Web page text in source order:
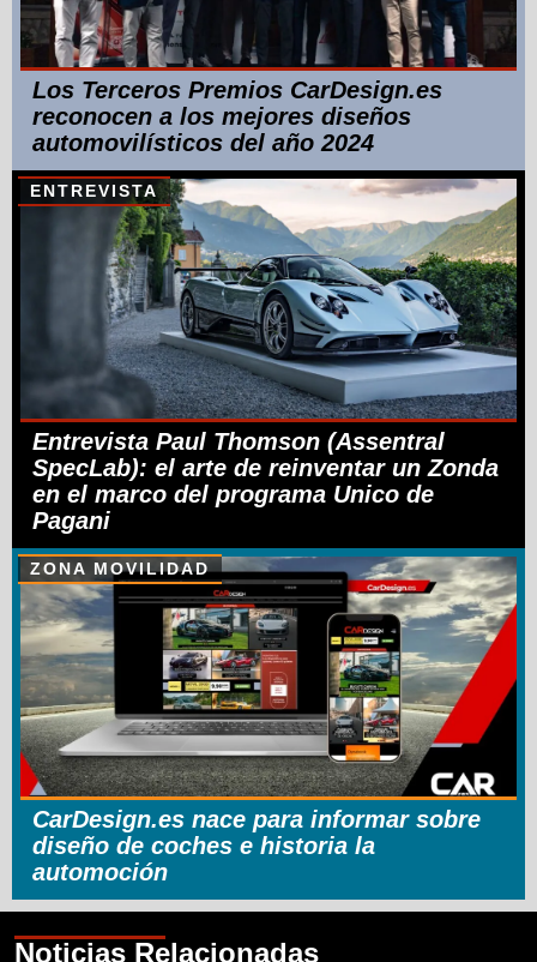
Los Terceros Premios CarDesign.es
reconocen a los mejores diseños
automovilísticos del año 2024
ENTREVISTA
Entrevista Paul Thomson (Assentral
SpecLab): el arte de reinventar un Zonda
en el marco del programa Unico de
Pagani
ZONA MOVILIDAD
CarDesign.es nace para informar sobre
diseño de coches e historia la
automoción
Noticias Relacionadas